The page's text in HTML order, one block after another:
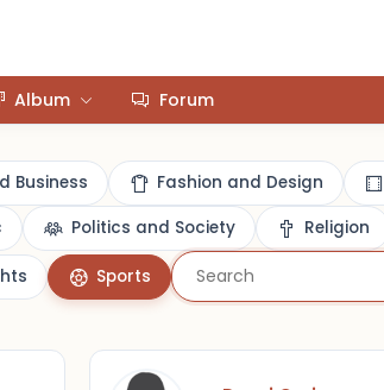
Album Forum
Business Fashion and Design
Politics and Society Religion
Sports